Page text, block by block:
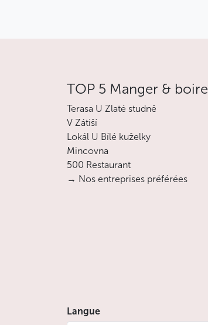
TOP 5 Manger & boire
Terasa U Zlaté studně
V Zátiší
Lokál U Bílé kuželky
Mincovna
500 Restaurant
→ Nos entreprises préférées
Langue